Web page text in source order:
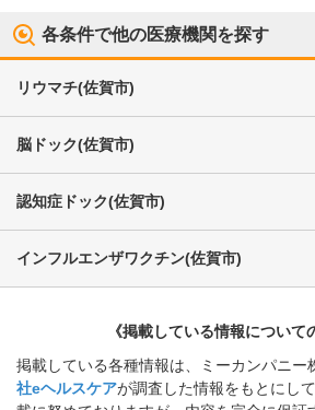
各条件で他の医療機関を探す
リウマチ(佐賀市)
脳ドック(佐賀市)
認知症ドック(佐賀市)
インフルエンザワクチン(佐賀市)
《掲載している情報について
掲載している各種情報は、ミーカンパニー
社eヘルスケアが調査した情報をもとにし